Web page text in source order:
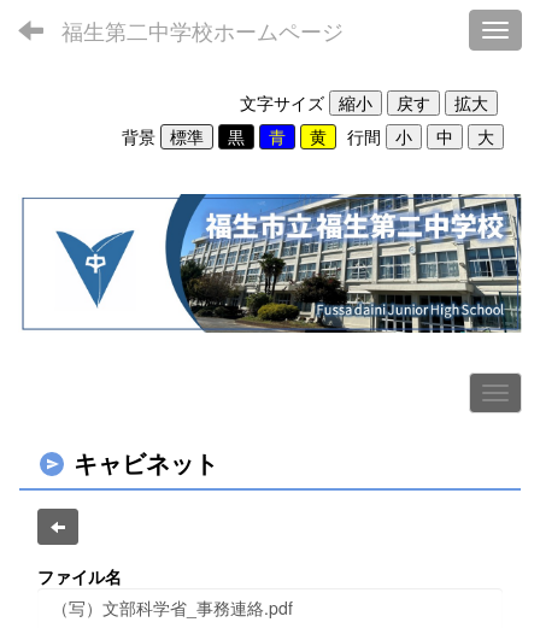
福生第二中学校ホームページ
文字サイズ
背景
行間
キャビネット
ファイル名
（写）文部科学省_事務連絡.pdf